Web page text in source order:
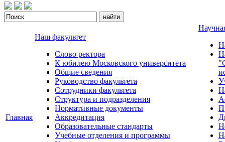
Главная
Наш факультет
Слово ректора
К юбилею Московского университета
Общие сведения
Руководство факультета
Сотрудники факультета
Структура и подразделения
Нормативные документы
Аккредитация
Образовательные стандарты
Учебные отделения и программы